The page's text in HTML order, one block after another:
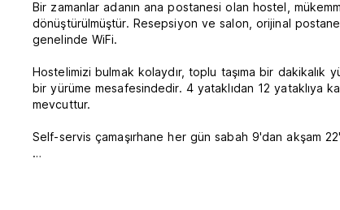
Bir zamanlar adanın ana postanesi olan hostel,
dönüştürülmüştür. Resepsiyon ve salon, orijinal
genelinde WiFi.
Hostelimizi bulmak kolaydır, toplu taşıma bir
bir yürüme mesafesindedir. 4 yataklıdan 12 yataklıya
mevcuttur.
Self-servis çamaşırhane her gün sabah 9'dan akşam